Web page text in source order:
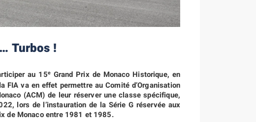
Turbos !
au 15eGrand Prix de Monaco Historique, en
FIA va en effet permettre au Comité d’Organisation
(ACM) de leur réserver une classe spécifique,
lors de l’instauration de la Série G réservée aux
de Monaco entre 1981 et 1985.